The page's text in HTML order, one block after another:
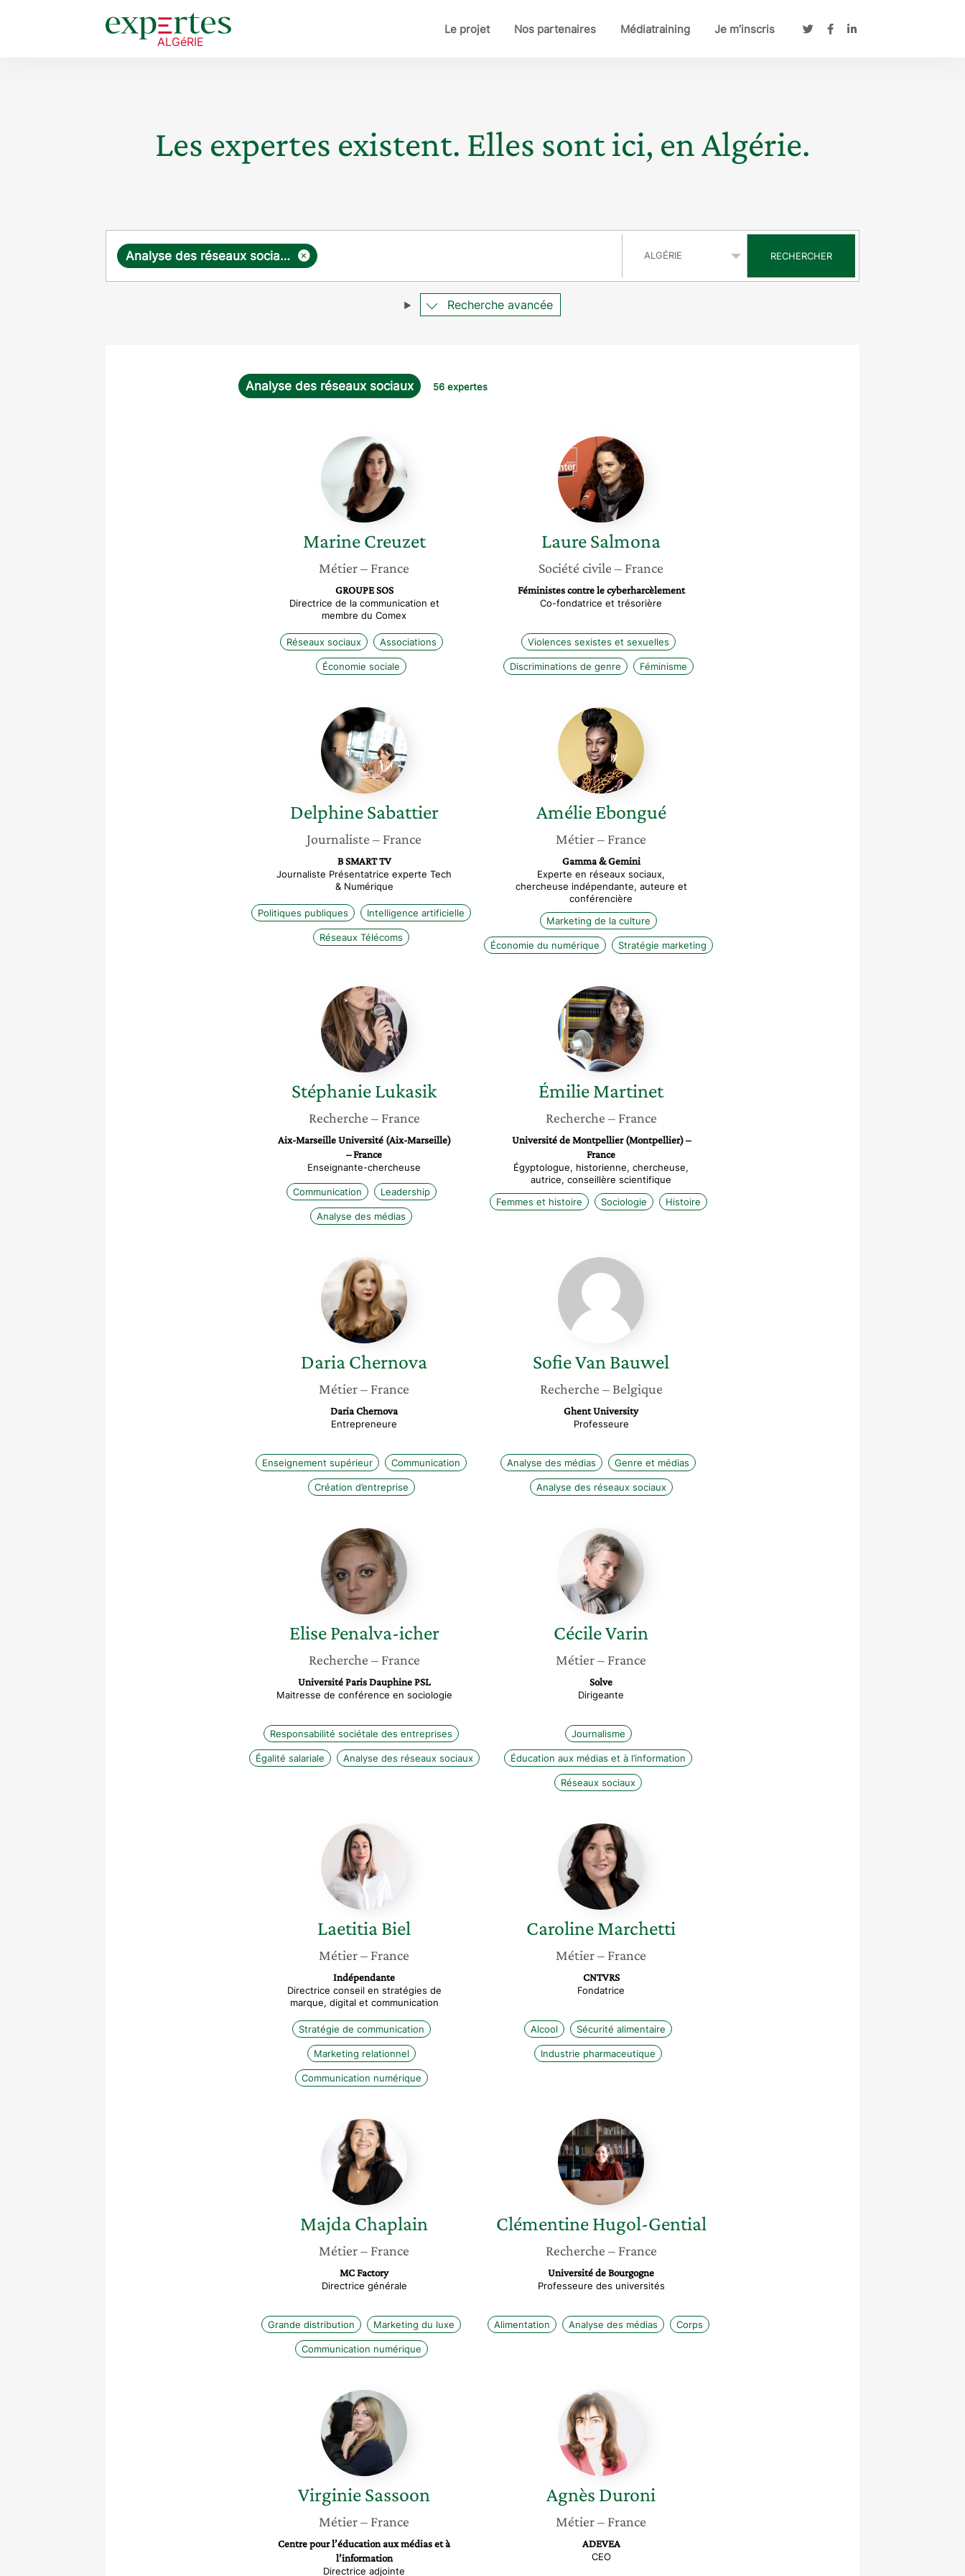
Le projet Nos partenaires Médiatraining Je m’inscris
Les expertes existent. Elles sont ici, en Algérie.
Requête ×
Analyse des réseaux sociaux RECHERCHER
Recherche avancée
Analyse des réseaux sociaux 56 expertes
Marine
Creuzet
Marine Creuzet
Métier– France
GROUPE SOS
Directrice de la communication et
membre du Comex
Réseaux sociaux Associations
Économie sociale
Laure
Salmona
LaureSalmona
Société civile – France
Féministes contre le cyberharcèlement
Co-fondatrice et trésorière
Violences sexistes et sexuelles
Discriminations de genre Féminisme
Delphine
Sabattier
Delphine Sabattier
Journaliste – France
B SMART TV
Journaliste Présentatrice experte Tech
& Numérique
Politiques publiques Intelligence artificielle
Réseaux Télécoms
Amélie
Ebongué
Amélie Ebongué
Métier– France
Gamma & Gemini
Experte en réseaux sociaux,
chercheuse indépendante, auteure et
conférencière
Marketing de la culture
Économie du numérique Stratégie marketing
Stéphanie
Lukasik
StéphanieLukasik
Recherche – France
Aix-Marseille Université (Aix-Marseille)
– France
Enseignante-chercheuse
Communication Leadership
Analyse des médias
Émilie
Martinet
ÉmilieMartinet
Recherche – France
Université de Montpellier (Montpellier) –
France
Égyptologue, historienne, chercheuse,
autrice, conseillère scientifique
Femmes et histoire
Sociologie Histoire
Daria
Chernova
DariaChernova
Métier– France
Daria Chernova
Entrepreneure
Enseignement supérieur Communication
Création d’entreprise
Sofie
Van
Bauwel
SofieVan Bauwel
Recherche – Belgique
Ghent University
Professeure
Analyse des médias Genre et médias
Analyse des réseaux sociaux
Elise
Penalva-
icher
Elise Penalva-icher
Recherche – France
Université Paris Dauphine PSL
Maitresse de conférence en sociologie
Responsabilité sociétale des entreprises
Égalité salariale Analyse des réseaux sociaux
Cécile
Varin
CécileVarin
Métier– France
Solve
Dirigeante
Journalisme
Éducation aux médias et à l’information
Réseaux sociaux
Laetitia
Biel
LaetitiaBiel
Métier– France
Indépendante
Directrice conseil en stratégies de
marque, digital et communication
Stratégie de communication
Marketing relationnel
Communication numérique
Caroline
Marchetti
CarolineMarchetti
Métier– France
CNTVRS
Fondatrice
Alcool Sécurité alimentaire
Industrie pharmaceutique
Majda
Chaplain
MajdaChaplain
Métier– France
MC Factory
Directrice générale
Grande distribution Marketing du luxe
Communication numérique
Clémentine
Hugol-
Gential
Clémentine Hugol-Gential
Recherche – France
Université de Bourgogne
Professeure des universités
Alimentation Analyse des médias Corps
Virginie
Sassoon
VirginieSassoon
Métier– France
Centre pour l’éducation aux médias et à
l’information
Directrice adjointe
Agnès
Duroni
Agnès Duroni
Métier– France
ADEVEA
CEO